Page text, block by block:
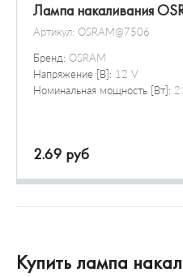
Лампа накаливания
Артикул: OSRAM@7506
Бренд: OSRAM
Напряжение [В]: 12 V
Номинальная мощность [Вт]:
2.69 руб
Купить лампа